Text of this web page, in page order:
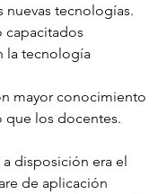
nuevas tecnologías.
capacitados
la tecnología
mayor conocimiento
los docentes.
disposición era el
de aplicación